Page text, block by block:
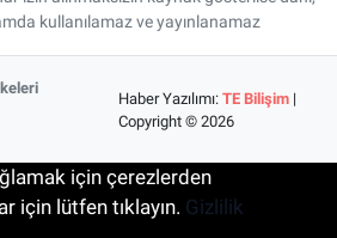
kullanılamaz ve yayınlanamaz
Haber Yazılımı:TE Bilişim |
Copyright © 2026
için çerezlerden
için lütfen tıklayın. Gizlilik